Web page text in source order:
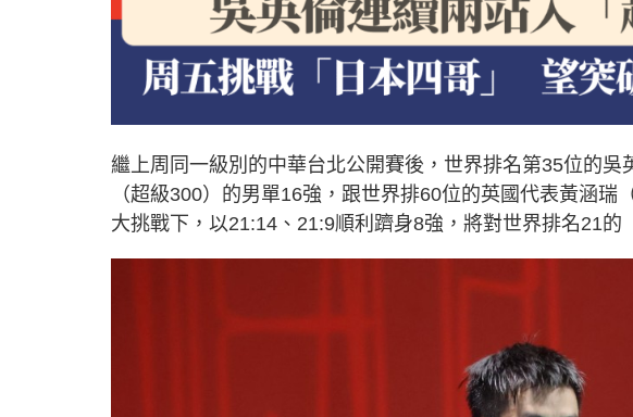
繼上周同一級別的中華台北公開賽後，世界排名第35位的
（超級300）的男單16強，跟世界排60位的英國代表黃涵
大挑戰下，以21:14、21:9順利躋身8強，將對世界排名21的